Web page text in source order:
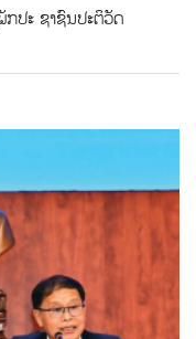
ກປະ ຊາຊົນປະຕິວັດ